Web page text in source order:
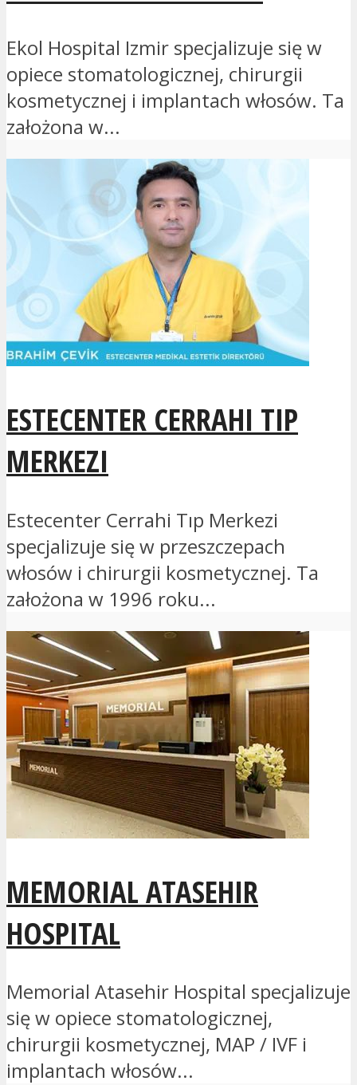
Ekol Hospital Izmir specjalizuje się w
opiece stomatologicznej, chirurgii
kosmetycznej i implantach włosów. Ta
założona w...
ESTECENTER CERRAHI TIP
MERKEZI
Estecenter Cerrahi Tıp Merkezi
specjalizuje się w przeszczepach
włosów i chirurgii kosmetycznej. Ta
założona w 1996 roku...
MEMORIAL ATASEHIR
HOSPITAL
Memorial Atasehir Hospital specjalizuje
się w opiece stomatologicznej,
chirurgii kosmetycznej, MAP / IVF i
implantach włosów...